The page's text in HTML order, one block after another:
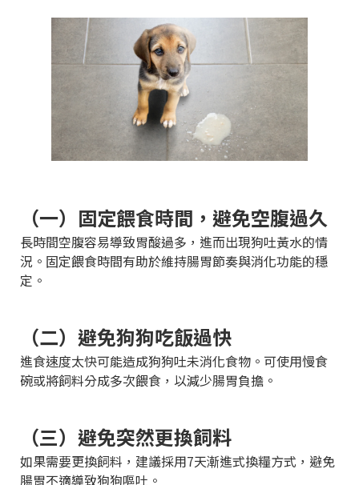
（一）固定餵食時間，避免空腹過久
長時間空腹容易導致胃酸過多，進而出現狗吐黃水的情
況。固定餵食時間有助於維持腸胃節奏與消化功能的穩
定。
（二）避免狗狗吃飯過快
進食速度太快可能造成狗狗吐未消化食物。可使用慢食
碗或將飼料分成多次餵食，以減少腸胃負擔。
（三）避免突然更換飼料
如果需要更換飼料，建議採用7天漸進式換糧方式，避免
腸胃不適導致狗狗嘔吐。